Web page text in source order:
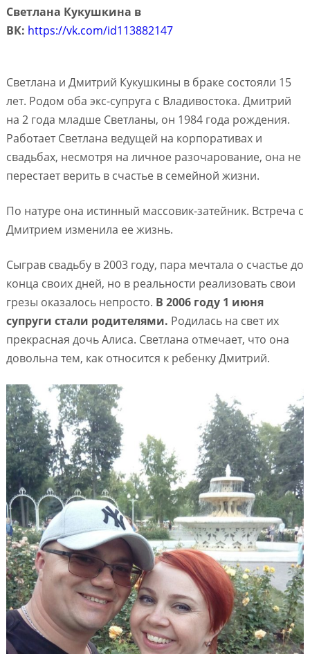
Светлана Кукушкина в
ВК: https://vk.com/id113882147
Светлана и Дмитрий Кукушкины в браке состояли 15
лет. Родом оба экс-супруга с Владивостока. Дмитрий
на 2 года младше Светланы, он 1984 года рождения.
Работает Светлана ведущей на корпоративах и
свадьбах, несмотря на личное разочарование, она не
перестает верить в счастье в семейной жизни.
По натуре она истинный массовик-затейник. Встреча с
Дмитрием изменила ее жизнь.
Сыграв свадьбу в 2003 году, пара мечтала о счастье до
конца своих дней, но в реальности реализовать свои
грезы оказалось непросто. В 2006 году 1 июня
супруги стали родителями. Родилась на свет их
прекрасная дочь Алиса. Светлана отмечает, что она
довольна тем, как относится к ребенку Дмитрий.